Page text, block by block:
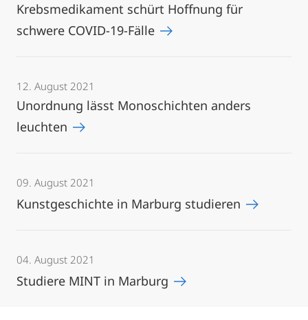
Krebsmedikament schürt Hoffnung für
schwere COVID-19-Fälle
12. August 2021
Unordnung lässt Monoschichten anders
leuchten
09. August 2021
Kunstgeschichte in Marburg studieren
04. August 2021
Studiere MINT in Marburg